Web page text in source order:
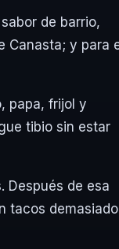
de barrio,
Canasta; y para
papa, frijol y
tibio sin estar
Después de esa
tacos demasiado